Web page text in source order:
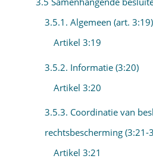
3.5.1. Algemeen (art. 3:19)
Artikel 3:19
3.5.2. Informatie (3:20)
Artikel 3:20
3.5.3. Coordinatie van
rechtsbescherming (3:21-
Artikel 3:21